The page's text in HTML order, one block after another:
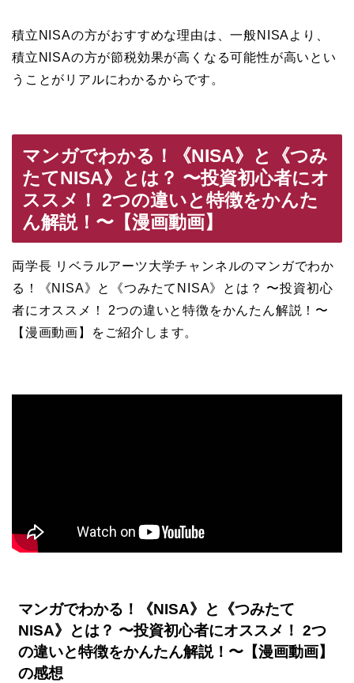
積立NISAの方がおすすめな理由は、一般NISAより、
積立NISAの方が節税効果が高くなる可能性が高いとい
うことがリアルにわかるからです。
マンガでわかる！《NISA》と《つみ
たてNISA》とは？ 〜投資初心者にオ
ススメ！ 2つの違いと特徴をかんた
ん解説！〜【漫画動画】
両学長 リベラルアーツ大学チャンネルのマンガでわか
る！《NISA》と《つみたてNISA》とは？ 〜投資初心
者にオススメ！ 2つの違いと特徴をかんたん解説！〜
【漫画動画】をご紹介します。
マンガでわかる！《NISA》と《つみたて
NISA》とは？ 〜投資初心者にオススメ！ 2つ
の違いと特徴をかんたん解説！〜【漫画動画】
の感想